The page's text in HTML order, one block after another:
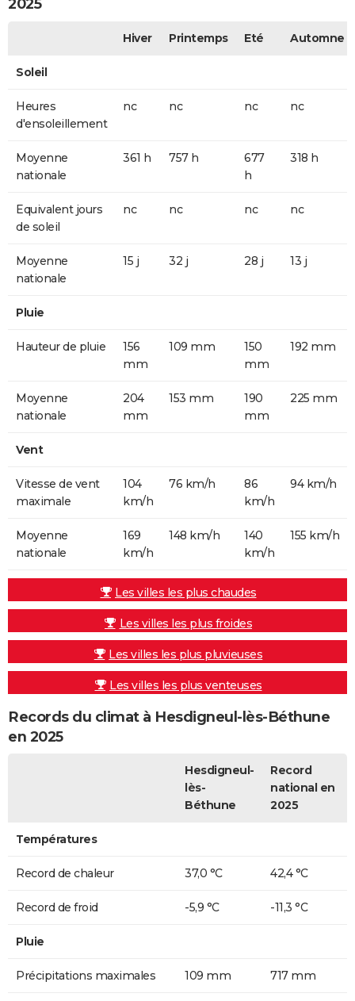
2025
Hiver Printemps Eté Automne
Soleil
Heures
d'ensoleillement
nc nc nc nc
Moyenne
nationale
361 h 757 h
677
h
318 h
Equivalent jours
de soleil
nc nc nc nc
Moyenne
nationale
15 j 32 j 28 j 13 j
Pluie
Hauteur de pluie
156
mm
109 mm
150
mm
192 mm
Moyenne
nationale
204
mm
153 mm
190
mm
225 mm
Vent
Vitesse de vent
maximale
104
km/h
76 km/h
86
km/h
94 km/h
Moyenne
nationale
169
km/h
148 km/h
140
km/h
155 km/h
Les villes les plus chaudes
Les villes les plus froides
Les villes les plus pluvieuses
Les villes les plus venteuses
Records du climat à Hesdigneul-lès-Béthune
en 2025
Hesdigneul-
lès-
Béthune
Record
national en
2025
Températures
Record de chaleur 37,0 °C 42,4 °C
Record de froid -5,9 °C -11,3 °C
Pluie
Précipitations maximales 109 mm 717 mm